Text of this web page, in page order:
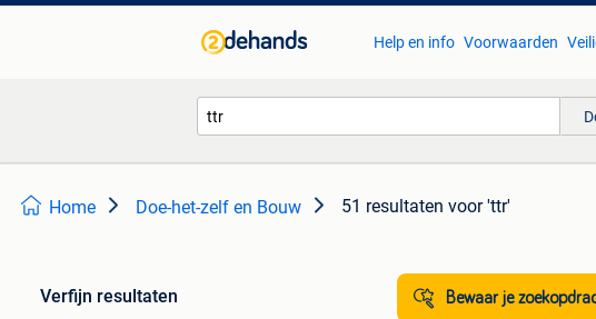
Help en info Voorwaarden
Home Doe-het-zelf en Bouw 51 resultaten voor 'ttr'
Verfijn resultaten
Bewaar je